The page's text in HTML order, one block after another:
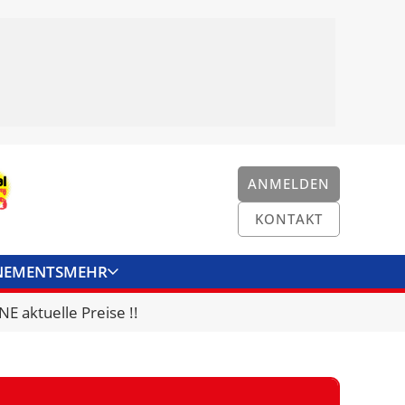
ANMELDEN
KONTAKT
MEHR
KONTAKT
aktuelle Preise !!